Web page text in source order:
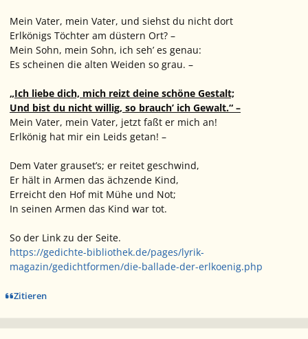
Mein Vater, mein Vater, und siehst du nicht dort
Erlkönigs Töchter am düstern Ort? –
Mein Sohn, mein Sohn, ich seh’ es genau:
Es scheinen die alten Weiden so grau. –
„Ich liebe dich, mich reizt deine schöne Gestalt;
Und bist du nicht willig, so brauch’ ich Gewalt.“ –
Mein Vater, mein Vater, jetzt faßt er mich an!
Erlkönig hat mir ein Leids getan! –
Dem Vater grauset’s; er reitet geschwind,
Er hält in Armen das ächzende Kind,
Erreicht den Hof mit Mühe und Not;
In seinen Armen das Kind war tot.
So der Link zu der Seite.
https://gedichte-bibliothek.de/pages/lyrik-
magazin/gedichtformen/die-ballade-der-erlkoenig.php
Zitieren